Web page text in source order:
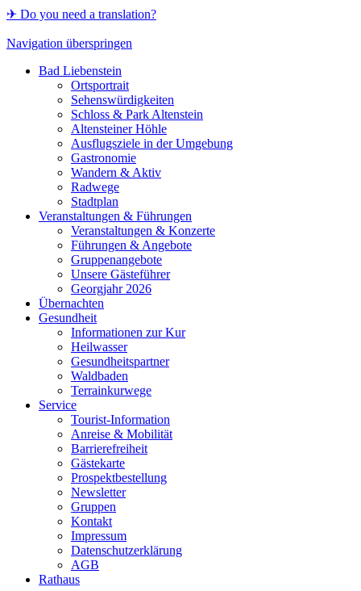
✈ Do you need a translation?
Navigation überspringen
Bad Liebenstein
Ortsportrait
Sehenswürdigkeiten
Schloss & Park Altenstein
Altensteiner Höhle
Ausflugsziele in der Umgebung
Gastronomie
Wandern & Aktiv
Radwege
Stadtplan
Veranstaltungen & Führungen
Veranstaltungen & Konzerte
Führungen & Angebote
Gruppenangebote
Unsere Gästeführer
Georgjahr 2026
Übernachten
Gesundheit
Informationen zur Kur
Heilwasser
Gesundheitspartner
Waldbaden
Terrainkurwege
Service
Tourist-Information
Anreise & Mobilität
Barrierefreiheit
Gästekarte
Prospektbestellung
Newsletter
Gruppen
Kontakt
Impressum
Datenschutzerklärung
AGB
Rathaus